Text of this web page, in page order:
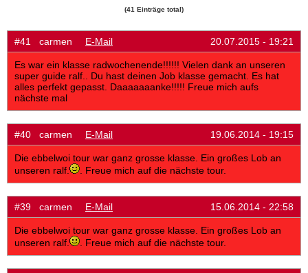
(41 Einträge total)
#41 carmen E-Mail 20.07.2015 - 19:21
Es war ein klasse radwochenende!!!!!! Vielen dank an unseren
super guide ralf.. Du hast deinen Job klasse gemacht. Es hat
alles perfekt gepasst. Daaaaaaanke!!!!! Freue mich aufs
nächste mal
#40 carmen E-Mail 19.06.2014 - 19:15
Die ebbelwoi tour war ganz grosse klasse. Ein großes Lob an
unseren ralf.
. Freue mich auf die nächste tour.
#39 carmen E-Mail 15.06.2014 - 22:58
Die ebbelwoi tour war ganz grosse klasse. Ein großes Lob an
unseren ralf.
. Freue mich auf die nächste tour.